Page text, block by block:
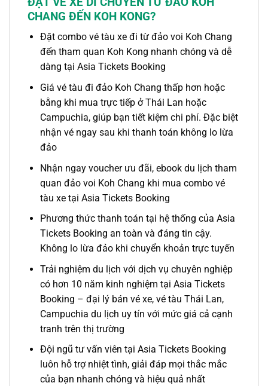
CHANG ĐẾN KOH KONG?
Đặt combo vé tàu xe đi từ đảo voi Koh Chang
đến tham quan Koh Kong nhanh chóng và dễ
dàng tại Asia Tickets Booking
Giá vé tàu đi đảo Koh Chang thấp hơn hoặc
bằng khi mua trực tiếp ở Thái Lan hoặc
Campuchia, giúp bạn tiết kiệm chi phí. Đặc biệt
nhận vé ngay sau khi thanh toán không lo lừa
đảo
Nhận ngay voucher ưu đãi, ebook du lịch tham
quan đảo voi Koh Chang khi mua combo vé
tàu xe tại Asia Tickets Booking
Phương thức thanh toán tại hệ thống của Asia
Tickets Booking an toàn và đáng tin cậy.
Không lo lừa đảo khi chuyển khoản trực tuyến
Trải nghiệm du lịch với dịch vụ chuyên nghiệp
có hơn 10 năm kinh nghiệm tại Asia Tickets
Booking – đại lý bán vé xe, vé tàu Thái Lan,
Campuchia du lịch uy tín với mức giá cả cạnh
tranh trên thị trường
Đội ngũ tư vấn viên tại Asia Tickets Booking
luôn hỗ trợ nhiệt tình, giải đáp mọi thắc mắc
của bạn nhanh chóng và hiệu quả nhất